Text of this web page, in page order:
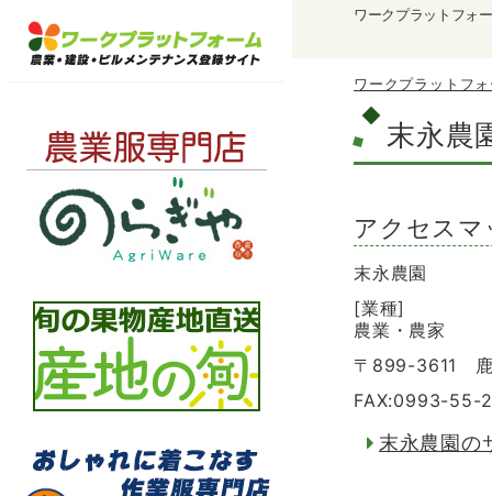
ワークプラットフォ
ワークプラットフ
末永農
アクセスマ
末永農園
[業種]
農業・農家
〒899-3611 鹿
FAX:0993-55-
末永農園の